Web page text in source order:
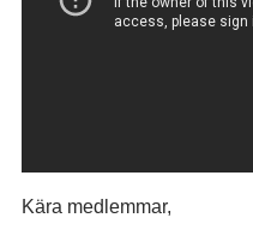
Kära medlemmar,